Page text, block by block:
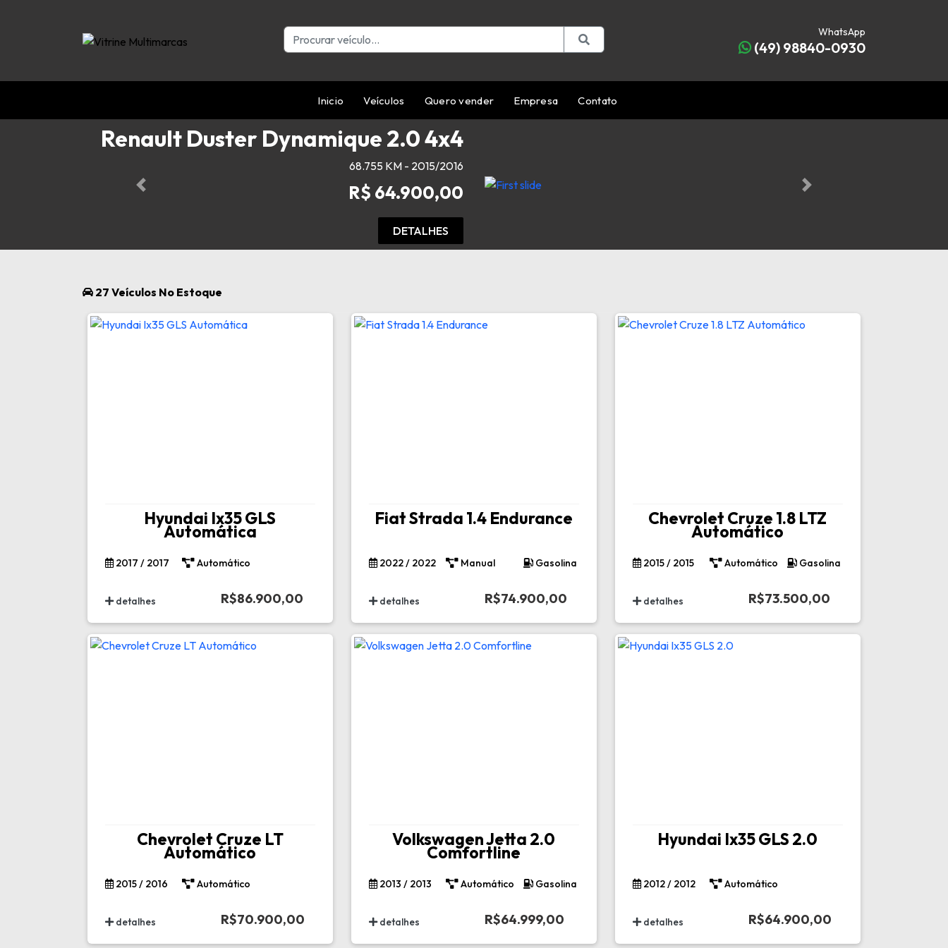
WhatsApp
(49) 98840-0930
Inicio Veículos Quero vender Empresa Contato
Renault Duster Dynamique 2.0 4x4
68.755 KM - 2015/2016
R$ 64.900,00
DETALHES
Previous Next
27 Veículos No Estoque
Hyundai Ix35 GLS
Automática
2017 / 2017 Automático
detalhes R$86.900,00
Fiat Strada 1.4 Endurance
2022 / 2022 Manual Gasolina
detalhes R$74.900,00
Chevrolet Cruze 1.8 LTZ
Automático
2015 / 2015 Automático Gasolina
detalhes R$73.500,00
Chevrolet Cruze LT
Automático
2015 / 2016 Automático
detalhes R$70.900,00
Volkswagen Jetta 2.0
Comfortline
2013 / 2013 Automático Gasolina
detalhes R$64.999,00
Hyundai Ix35 GLS 2.0
2012 / 2012 Automático
detalhes R$64.900,00